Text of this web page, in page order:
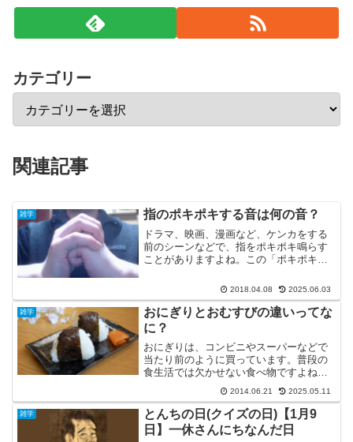
カテゴリー
関連記事
雑学 指のポキポキする音は何の音？
ドラマ、映画、漫画など、ケンカをする
前のシーンなどで、指をポキポキ鳴らす
ことがありますよね。この「ポキポキ」
この音の正体は、泡がはじける音です。
「えっ？泡？！」「指の中に泡ができる
の？！」と、あなたは驚く...
2018.04.08 2025.06.03
雑学
おにぎりとおむすびの違いってな
に？
おにぎりは、コンビニやスーパーなどで
当たり前のように買っています。普段の
食生活では欠かせない食べ物ですよね。
でも、おにぎりには、おむすびという言
い方もありますよね。おにぎりとおむす
びどちらも普段何気なく使っている言葉
ですが、一体どう違うのか...
2014.06.21 2025.05.11
雑学
とんちの日(クイズの日)【1月9
日】一休さんにちなんだ日